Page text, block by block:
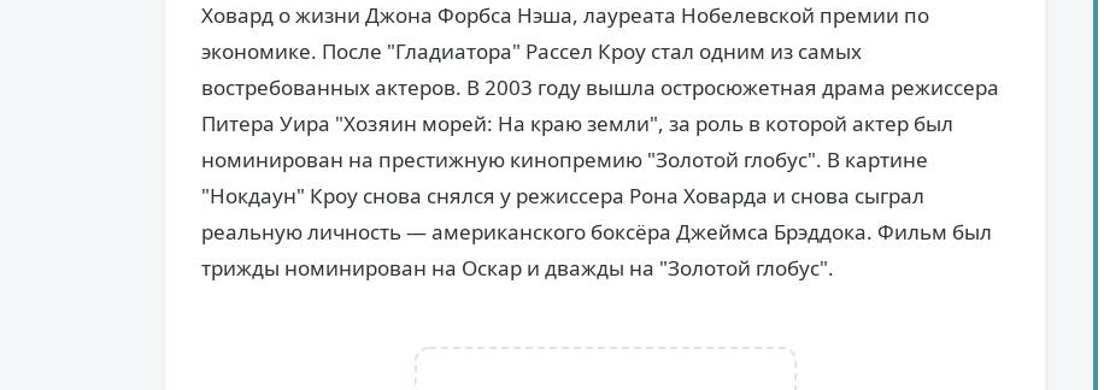
Ховард о жизни Джона Форбса Нэша, лауреата Нобелевской премии по
экономике. После "Гладиатора" Рассел Кроу стал одним из самых
востребованных актеров. В 2003 году вышла остросюжетная драма режиссера
Питера Уира "Хозяин морей: На краю земли", за роль в которой актер был
номинирован на престижную кинопремию "Золотой глобус". В картине
"Нокдаун" Кроу снова снялся у режиссера Рона Ховарда и снова сыграл
реальную личность — американского боксёра Джеймса Брэддока. Фильм был
трижды номинирован на Оскар и дважды на "Золотой глобус".